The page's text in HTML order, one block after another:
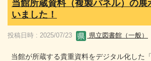
当館所蔵資料（複製パネル）の展
いました！
投稿日時 : 2025/07/23 県立図書館（一般）
当館が所蔵する貴重資料をデジタル化した「